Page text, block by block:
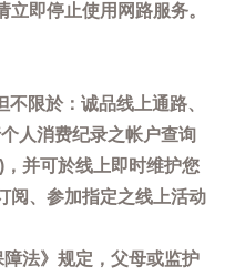
即停止使用网路服务。
限於：诚品线上通路、
人消费纪录之帐户查询
并可於线上即时维护您
阅、参加指定之线上活动
法》规定，父母或监护